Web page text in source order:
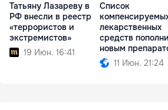
Татьяну Лазареву в
РФ внесли в реестр
«террористов и
экстремистов»
19 Июн. 16:41
Список
лекарственных
средств
новым
11 Июн. 21:24